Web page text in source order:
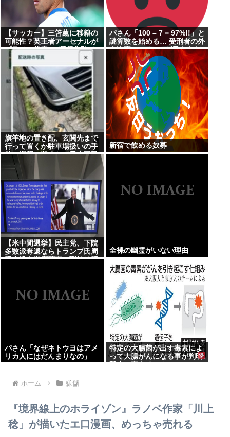
【サッカー】三笘薫に移籍の
可能性？英王者アーセナルが
ブラジル代表FW獲得失敗で
方針転換か「ベストなミトマ
は恐ろしいほど優れている」
パさん「100 – 7 = 97%!!」と
謎算数を始める… 受刑者の外
人比率 7%で97%が日本人だ
そう
旗竿地の置き配、玄関先まで
行って置くか駐車場扱いの手
前の場所に置くかで日本国民
が激論…
新宿で飲める奴募
【米中間選挙】民主党、下院
多数派奪還ならトランプ氏周
辺企業を徹底調査…弾劾は証
全裸の幽霊がいない理由
パさん「なぜネトウヨはアメ
リカ人にはだんまりなの」
特定の大腸菌が出す毒素によ
って大腸がんになる事が判明
阪大・東大チーム
ホーム 嫌儲
『境界線上のホライゾン』ラノベ作家「川上
稔」が描いたエ口漫画、めっちゃ売れる